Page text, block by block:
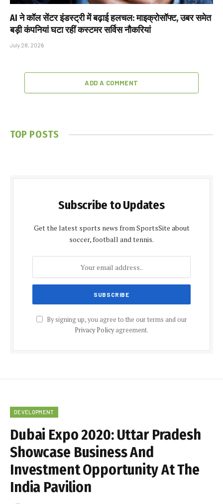
AI ने कॉल सेंटर इंडस्ट्री में बढ़ाई हलचल: माइक्रोसॉफ्ट, उबर समेत
बड़ी कंपनियां घटा रहीं कस्टमर सर्विस नौकरियां
July 28, 2026
ADD A COMMENT
TOP POSTS
Subscribe to Updates
Get the latest sports news from SportsSite about
soccer, football and tennis.
By signing up, you agree to the our terms and our
Privacy Policyagreement.
DEVELOPMENT
Dubai Expo 2020: Uttar Pradesh
Showcase Business And
Investment Opportunity At The
India Pavilion